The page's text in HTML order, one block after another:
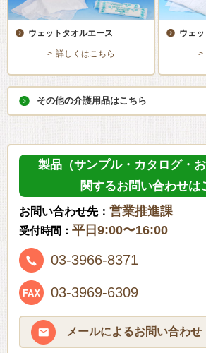
ウェットタオルエース
詳しくはこちら
ウェ
その他の介護用品はこちら
製品（サンプル・カタログ・
関するお問い合わせは
お問い合わせ先： 営業推進課
受付時間： 平日9:00〜16:00
03-3966-8371
03-3969-6309
メールによるお問い合わせ